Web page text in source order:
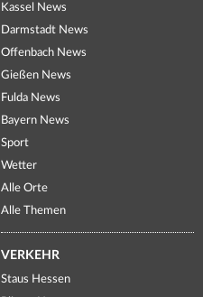
Kassel News
Darmstadt News
Offenbach News
Gießen News
Fulda News
Bayern News
Sport
Wetter
Alle Orte
Alle Themen
VERKEHR
Staus Hessen